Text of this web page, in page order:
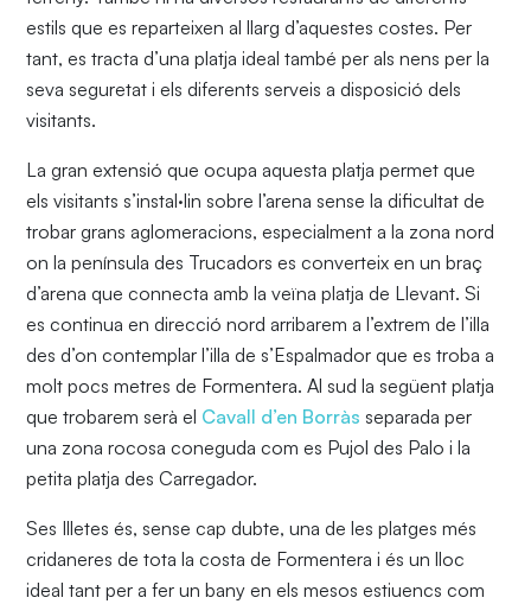
estils que es reparteixen al llarg d’aquestes costes. Per
tant, es tracta d’una platja ideal també per als nens per la
seva seguretat i els diferents serveis a disposició dels
visitants.
La gran extensió que ocupa aquesta platja permet que
els visitants s’instal·lin sobre l’arena sense la dificultat de
trobar grans aglomeracions, especialment a la zona nord
on la península des Trucadors es converteix en un braç
d’arena que connecta amb la veïna platja de Llevant. Si
es continua en direcció nord arribarem a l’extrem de l’illa
des d’on contemplar l’illa de s’Espalmador que es troba a
molt pocs metres de Formentera. Al sud la següent platja
que trobarem serà el Cavall d’en Borràs separada per
una zona rocosa coneguda com es Pujol des Palo i la
petita platja des Carregador.
Ses Illetes és, sense cap dubte, una de les platges més
cridaneres de tota la costa de Formentera i és un lloc
ideal tant per a fer un bany en els mesos estiuencs com